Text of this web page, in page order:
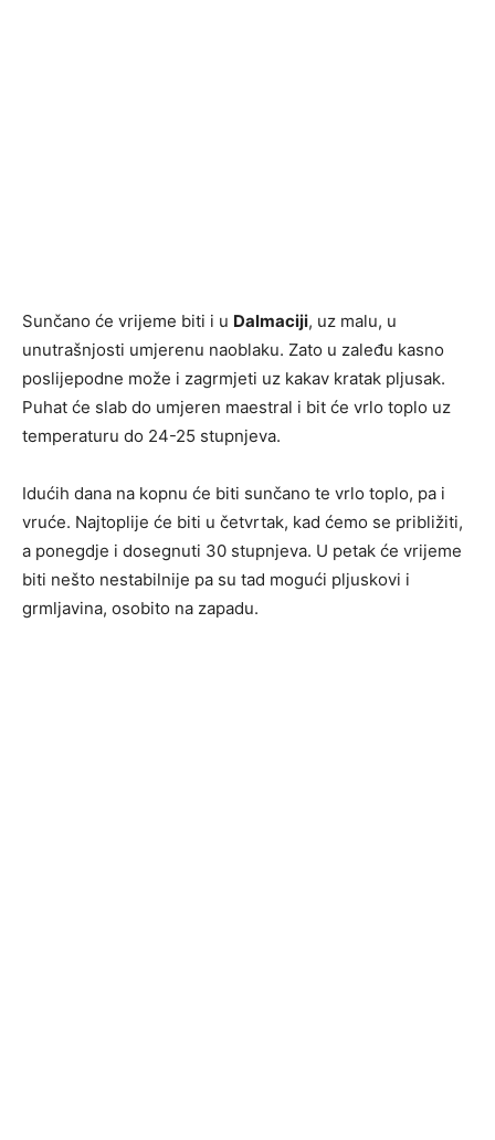
Sunčano će vrijeme biti i u Dalmaciji, uz malu, u
unutrašnjosti umjerenu naoblaku. Zato u zaleđu kasno
poslijepodne može i zagrmjeti uz kakav kratak pljusak.
Puhat će slab do umjeren maestral i bit će vrlo toplo uz
temperaturu do 24-25 stupnjeva.
Idućih dana na kopnu će biti sunčano te vrlo toplo, pa i
vruće. Najtoplije će biti u četvrtak, kad ćemo se približiti,
a ponegdje i dosegnuti 30 stupnjeva. U petak će vrijeme
biti nešto nestabilnije pa su tad mogući pljuskovi i
grmljavina, osobito na zapadu.